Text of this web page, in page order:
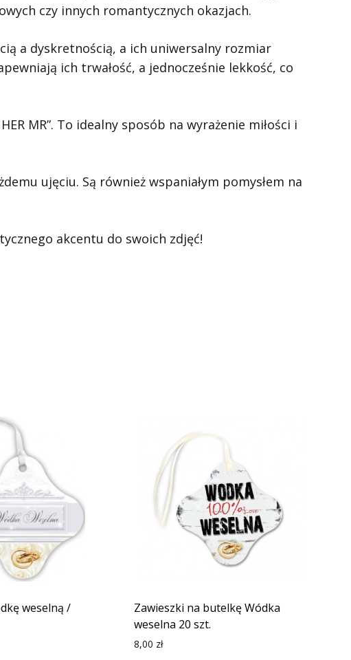
czy innych romantycznych okazjach.
a dyskretnością, a ich uniwersalny rozmiar
ich trwałość, a jednocześnie lekkość, co
MR”. To idealny sposób na wyrażenie miłości i
ujęciu. Są również wspaniałym pomysłem na
akcentu do swoich zdjęć!
weselną /
Zawieszki na butelkę Wódka
weselna 20 szt.
8,00 zł